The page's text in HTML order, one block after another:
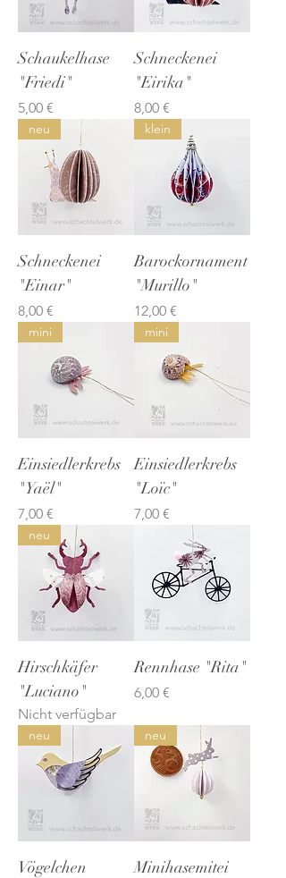
Schaukelhase
"Friedi"
Preis
5,00 €
Schneckenei
"Eirika"
Preis
8,00 €
neu
Schneckenei
"Einar"
Preis
8,00 €
klein
Barockornament
"Murillo"
Preis
12,00 €
mini
Einsiedlerkrebs
"Yaël"
Preis
7,00 €
mini
Einsiedlerkrebs
"Loïc"
Preis
7,00 €
neu
Hirschkäfer
"Luciano"
Nicht verfügbar
Rennhase "Rita"
Preis
6,00 €
neu
Vögelchen
neu
Minihasemitei